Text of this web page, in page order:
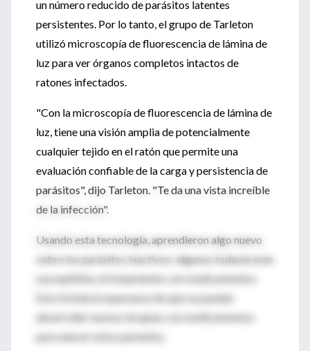
un número reducido de parásitos latentes
persistentes. Por lo tanto, el grupo de Tarleton
utilizó microscopía de fluorescencia de lámina de
luz para ver órganos completos intactos de
ratones infectados.
"Con la microscopía de fluorescencia de lámina de
luz, tiene una visión amplia de potencialmente
cualquier tejido en el ratón que permite una
evaluación confiable de la carga y persistencia de
parásitos", dijo Tarleton. "Te da una vista increíble
de la infección".
Usando esta tecnología, aprendieron algo nuevo
sobre los parásitos inactivos: algunos todavía eran
susceptibles al tratamiento con medicamentos.
Esto brinda la esperanza de que se puedan
desarrollar nuevas terapias con medicamentos
para atacar estos parásitos.